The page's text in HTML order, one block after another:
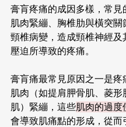
膏肓疼痛的成因多樣，常見
肌肉緊繃、胸椎肋與橫突關
頸椎病變，造成頸椎神經及
壓迫所導致的疼痛。
膏肓痛最常見原因之一是疼
肌肉（如提肩胛骨肌、菱形
肌）緊繃，這些肌肉的過度
會導致肌痛點的形成，從而